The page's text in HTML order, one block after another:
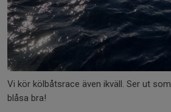
Vi kör kölbåtsrace även ikväll. Ser ut
blåsa bra!